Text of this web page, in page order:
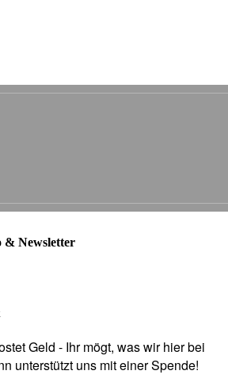
& Newsletter
Geld - Ihr mögt, was wir hier bei
unterstützt uns mit einer Spende!